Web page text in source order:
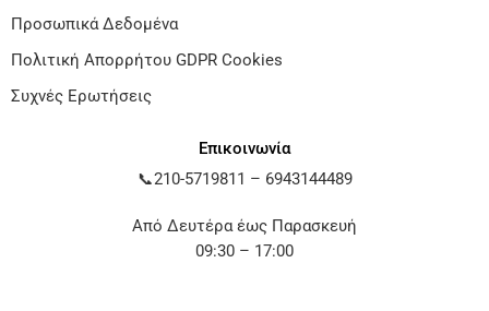
Προσωπικά Δεδομένα
Πολιτική Απορρήτου GDPR Cookies
Συχνές Ερωτήσεις
Επικοινωνία
📞210-5719811 – 6943144489
Από Δευτέρα έως Παρασκευή
09:30 – 17:00